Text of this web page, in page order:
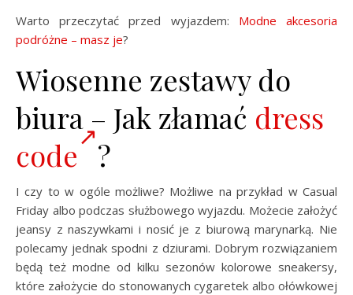
Warto przeczytać przed wyjazdem: Modne akcesoria
podróżne – masz je?
Wiosenne zestawy do
biura – Jak złamać dress
code ?
I czy to w ogóle możliwe? Możliwe na przykład w Casual
Friday albo podczas służbowego wyjazdu. Możecie założyć
jeansy z naszywkami i nosić je z biurową marynarką. Nie
polecamy jednak spodni z dziurami. Dobrym rozwiązaniem
będą też modne od kilku sezonów kolorowe sneakersy,
które założycie do stonowanych cygaretek albo ołówkowej